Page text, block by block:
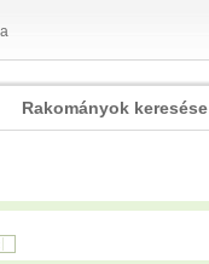
Rakományok keresése